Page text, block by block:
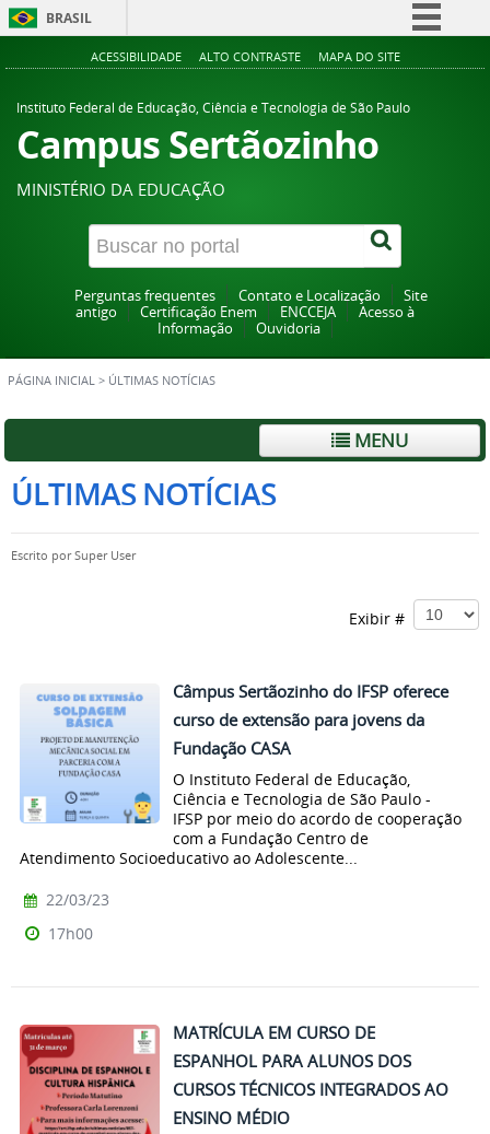
BRASIL
Simplifique!
Acesso à informação
Canais
ACESSIBILIDADE ALTO CONTRASTE MAPA DO SITE
Instituto Federal de Educação, Ciência e Tecnologia de São Paulo
Campus Sertãozinho
MINISTÉRIO DA EDUCAÇÃO
Perguntas frequentes Contato e Localização
Site
antigo
Certificação Enem ENCCEJA
Acesso à
Informação
Ouvidoria
PÁGINA INICIAL > ÚLTIMAS NOTÍCIAS
MENU
ÚLTIMAS NOTÍCIAS
Escrito porSuper User
Exibir #
Câmpus Sertãozinho do IFSP oferece
curso de extensão para jovens da
Fundação CASA
O Instituto Federal de Educação,
Ciência e Tecnologia de São Paulo -
IFSP por meio do acordo de cooperação
com a Fundação Centro de
Atendimento Socioeducativo ao Adolescente...
22/03/23
17h00
MATRÍCULA EM CURSO DE
ESPANHOL PARA ALUNOS DOS
CURSOS TÉCNICOS INTEGRADOS AO
ENSINO MÉDIO